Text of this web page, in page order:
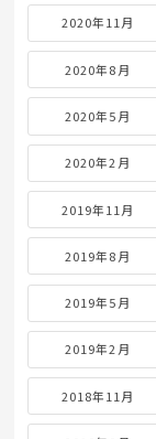
2020年11月
2020年8月
2020年5月
2020年2月
2019年11月
2019年8月
2019年5月
2019年2月
2018年11月